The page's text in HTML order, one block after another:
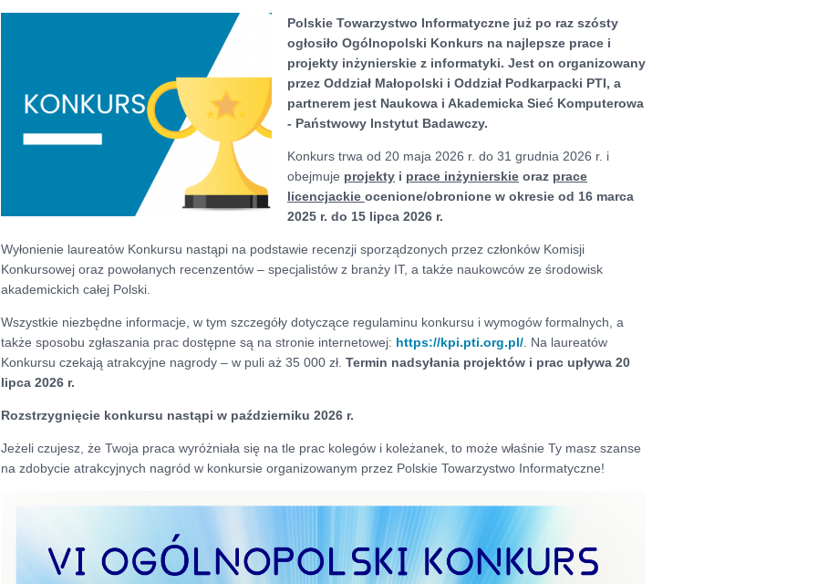
Polskie Towarzystwo Informatyczne już po raz szósty
ogłosiło Ogólnopolski Konkurs na najlepsze prace i
projekty inżynierskie z informatyki. Jest on organizowany
przez Oddział Małopolski i Oddział Podkarpacki PTI, a
partnerem jest Naukowa i Akademicka Sieć Komputerowa
- Państwowy Instytut Badawczy.
Konkurs trwa od 20 maja 2026 r. do 31 grudnia 2026 r. i
obejmuje projektyi prace inżynierskieoraz prace
licencjackie ocenione/obronione w okresie od 16 marca
2025 r. do 15 lipca 2026 r.
Wyłonienie laureatów Konkursu nastąpi na podstawie recenzji sporządzonych przez członków Komisji
Konkursowej oraz powołanych recenzentów – specjalistów z branży IT, a także naukowców ze środowisk
akademickich całej Polski.
Wszystkie niezbędne informacje, w tym szczegóły dotyczące regulaminu konkursu i wymogów formalnych, a
także sposobu zgłaszania prac dostępne są na stronie internetowej: https://kpi.pti.org.pl/. Na laureatów
Konkursu czekają atrakcyjne nagrody – w puli aż 35 000 zł.Termin nadsyłania projektów i prac upływa 20
lipca 2026 r.
Rozstrzygnięcie konkursu nastąpi w październiku 2026 r.
Jeżeli czujesz, że Twoja praca wyróżniała się na tle prac kolegów i koleżanek, to może właśnie Ty masz szanse
na zdobycie atrakcyjnych nagród w konkursie organizowanym przez Polskie Towarzystwo Informatyczne!